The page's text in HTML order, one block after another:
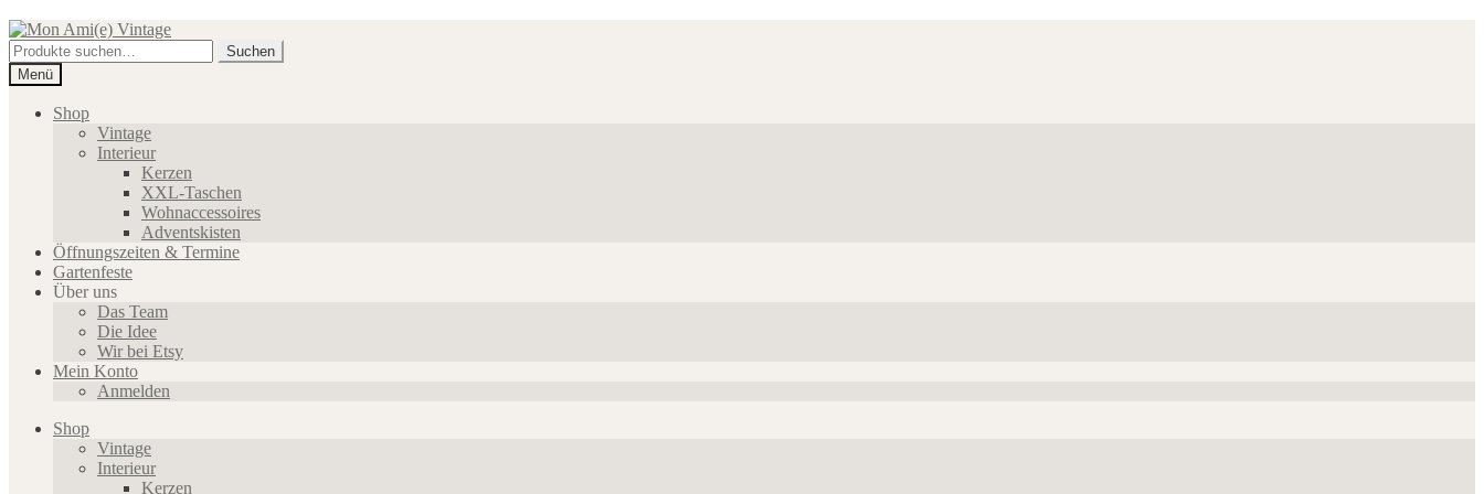
Zur
Navigation
springen
Zum
Inhalt
springen
Suche
nach:
Suchen
Menü
Shop
Vintage
Interieur
Kerzen
XXL-Taschen
Wohnaccessoires
Adventskisten
Öffnungszeiten & Termine
Gartenfeste
Über uns
Das Team
Die Idee
Wir bei Etsy
Mein Konto
Anmelden
Shop
Vintage
Interieur
Kerzen